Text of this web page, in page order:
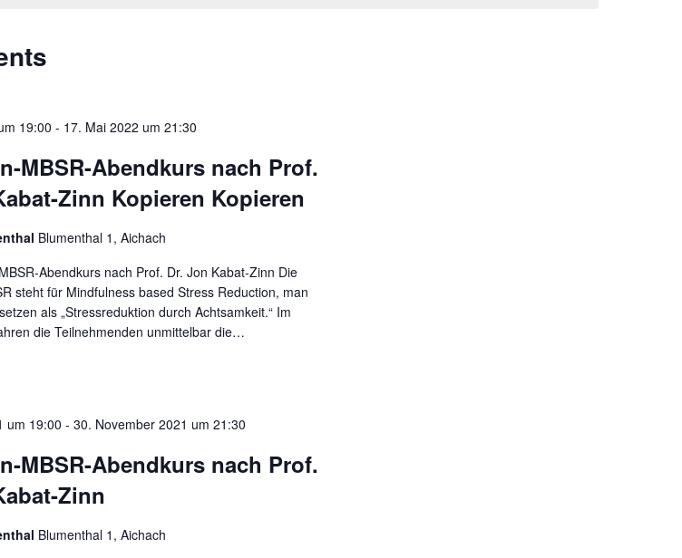
19:00 - 17. Mai 2022 um 21:30
MBSR-Abendkurs nach Prof.
Zinn Kopieren Kopieren
Blumenthal 1, Aichach
Abendkurs nach Prof. Dr. Jon Kabat-Zinn Die
steht für Mindfulness based Stress Reduction, man
als „Stressreduktion durch Achtsamkeit.“ Im
die Teilnehmenden unmittelbar die…
um 19:00 - 30. November 2021 um 21:30
MBSR-Abendkurs nach Prof.
Zinn
Blumenthal 1, Aichach